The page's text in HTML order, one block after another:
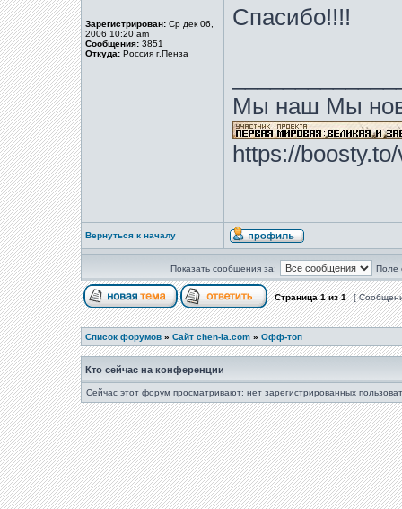
Зарегистрирован: Ср дек 06,
2006 10:20 am
Сообщения: 3851
Откуда: Россия г.Пенза
Спасибо!!!!
Мы наш Мы
https://
Вернуться к началу
Показать сообщения за: Поле
Страница1из1 [
Список форумов » Сайт chen-la.com » Офф-топ
Кто сейчас на конференции
Сейчас этот форум просматривают: нет зарегистрированных